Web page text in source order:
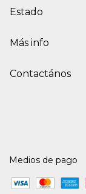
Estado
Más info
Contactános
Medios de pago